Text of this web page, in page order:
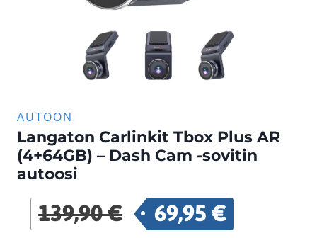
AUTOON
Langaton Carlinkit Tbox Plus AR
(4+64GB) – Dash Cam -sovitin
autoosi
139,90€ Alkuperäinen
69,95€